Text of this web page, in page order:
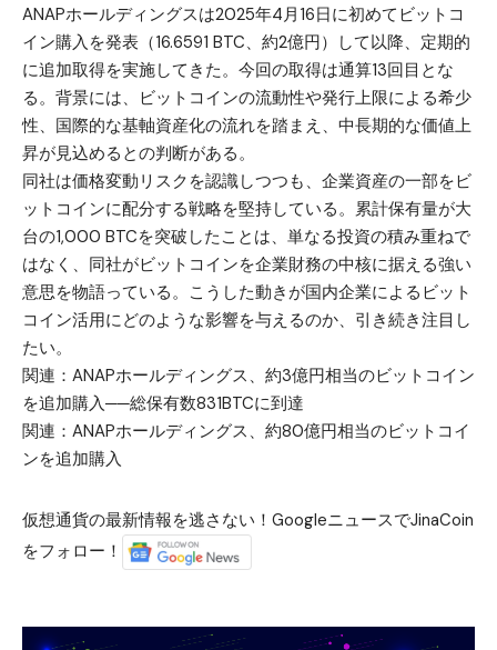
ANAPホールディングスは2025年4月16日に初めてビットコ
イン購入を発表 （16.6591 BTC、約2億円）して以降、定期的
に追加取得を実施してきた。今回の取得は通算13回目とな
る。背景には、ビットコインの流動性や発行上限による希少
性、国際的な基軸資産化の流れを踏まえ、中長期的な価値上
昇が見込めるとの判断がある。
同社は価格変動リスクを認識しつつも、企業資産の一部をビ
ットコインに配分する戦略を堅持している。累計保有量が大
台の1,000 BTCを突破したことは、単なる投資の積み重ねで
はなく、同社がビットコインを企業財務の中核に据える強い
意思を物語っている。こうした動きが国内企業によるビット
コイン活用にどのような影響を与えるのか、引き続き注目し
たい。
関連： ANAPホールディングス、約3億円相当のビットコイン
を追加購入──総保有数831BTCに到達
関連： ANAPホールディングス、約80億円相当のビットコイ
ンを追加購入
仮想通貨の最新情報を逃さない！GoogleニュースでJinaCoin
をフォロー！